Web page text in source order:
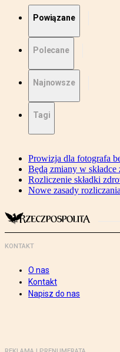
Powiązane
Polecane
Najnowsze
Tagi
Prowizja dla fotografa
Będą zmiany w
Rozliczenie składki
Nowe zasady
KONTAKT
O nas
Kontakt
Napisz do nas